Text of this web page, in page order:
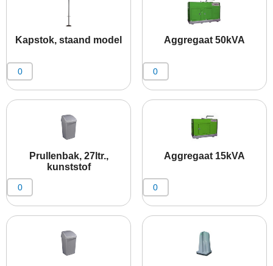
Kapstok, staand model
Prullenbak, 27ltr.,
kunststof
Aggregaat 50kVA
Aggregaat 15kVA